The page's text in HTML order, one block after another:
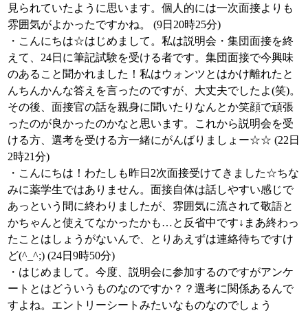
見られていたように思います。個人的には一次面接よりも
雰囲気がよかったですかね。 (9日20時25分)
・こんにちは☆はじめまして。私は説明会・集団面接を終
えて、24日に筆記試験を受ける者です。集団面接で今興味
のあること聞かれました！私はウォンツとはかけ離れたと
んちんかんな答えを言ったのですが、大丈夫でしたよ(笑)。
その後、面接官の話を親身に聞いたりなんとか笑顔で頑張
ったのが良かったのかなと思います。これから説明会を受
ける方、選考を受ける方一緒にがんばりましょー☆☆ (22日
2時21分)
・こんにちは！わたしも昨日2次面接受けてきました☆ちな
みに薬学生ではありません。面接自体は話しやすい感じで
あっという間に終わりましたが、雰囲気に流されて敬語と
かちゃんと使えてなかったかも…と反省中です↓まあ終わっ
たことはしょうがないんで、とりあえずは連絡待ちですけ
ど(^_^;) (24日9時50分)
・はじめまして。今度、説明会に参加するのですがアンケ
ートとはどういうものなのですか？？選考に関係あるんで
すよね。エントリーシートみたいなものなのでしょう